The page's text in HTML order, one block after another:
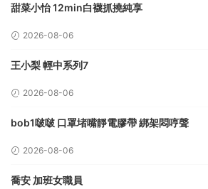
甜菜小怡 12min白襪抓撓純享
2026-08-06
王小梨 輕中系列7
2026-08-06
bob1啵啵 口罩堵嘴靜電膠帶 綁架悶哼聲
2026-08-06
喬安 加班女職員